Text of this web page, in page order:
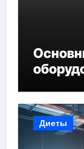
Диеты